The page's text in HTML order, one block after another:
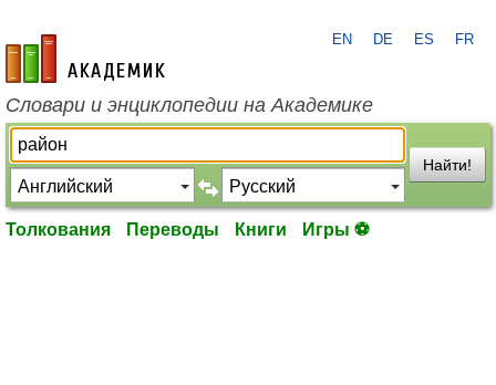
academic.ru
EN DE ES FR
Словари и энциклопедии на Академике
Найти!
Толкования Переводы Книги Игры ⚽